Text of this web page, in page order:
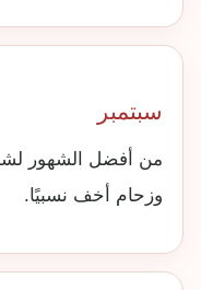
سبتمبر
من أفضل الشهور
وزحام أخف نسبيًا.